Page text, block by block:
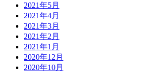
2021年5月
2021年4月
2021年3月
2021年2月
2021年1月
2020年12月
2020年10月